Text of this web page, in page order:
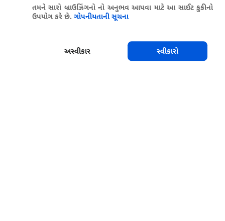
તમને સારો બ્રાઉઝિંગનો નો અનુભવ આપવા માટે આ સાઈટ કુકીનો
ઉપયોગ કરે છે. ગોપનીયતાની સૂચના
અસ્વીકાર સ્વીકારો